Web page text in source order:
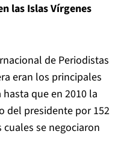
las Islas Vírgenes
de Periodistas
eran los principales
que en 2010 la
del presidente por 152
se negociaron